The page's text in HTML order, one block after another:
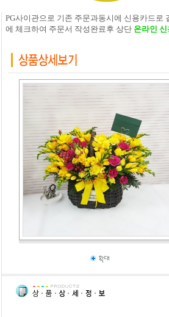
PG사이관으로 기존 주문과동시에 신용카드
에 체크하여 주문서 작성완료후 상단 온라인